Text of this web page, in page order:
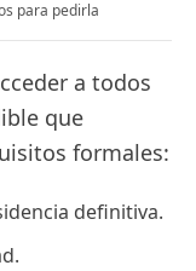
para pedirla
a todos
que
formales:
definitiva.